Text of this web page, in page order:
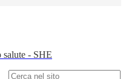
salute - SHE